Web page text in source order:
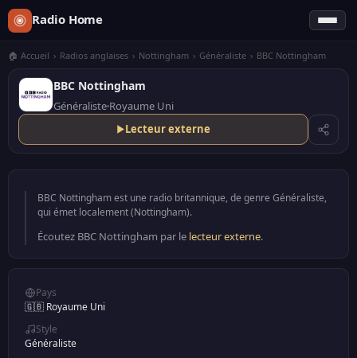
Radio Home
🏠 Accueil › Radios anglaises › Nottingham › Généraliste › BBC Nottingham
BBC Nottingham
Généraliste Royaume Uni
Lecteur externe
BBC Nottingham est une radio britannique, de genre Généraliste,
qui émet localement (Nottingham).
Écoutez BBC Nottingham par le lecteur externe.
Pays
🇬🇧 Royaume Uni
Style
Généraliste